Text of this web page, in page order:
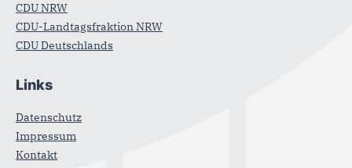
CDU NRW
CDU-Landtagsfraktion NRW
CDU Deutschlands
Links
Datenschutz
Impressum
Kontakt